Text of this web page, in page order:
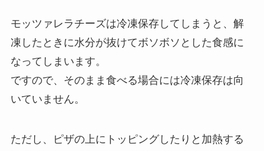
モッツァレラチーズは冷凍保存してしまうと、解
凍したときに水分が抜けてボソボソとした食感に
なってしまいます。
ですので、そのまま食べる場合には冷凍保存は向
いていません。
ただし、ピザの上にトッピングしたりと加熱する